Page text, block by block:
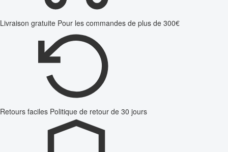
Livraison gratuite Pour les commandes de plus de 300€
Retours faciles Politique de retour de 30 jours